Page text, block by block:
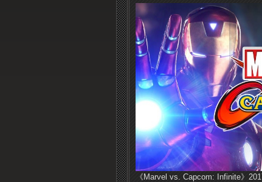
《Marvel vs. Capcom: Infinite》